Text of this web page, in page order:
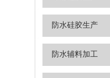
防水硅胶生产
防水辅料加工